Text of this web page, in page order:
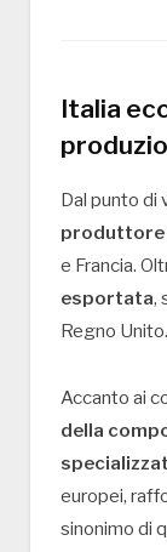
Italia
Dal punto di
produttore
e Francia.
esportata,
Regno Unito.
Accanto ai
della
europei,
sinonimo di